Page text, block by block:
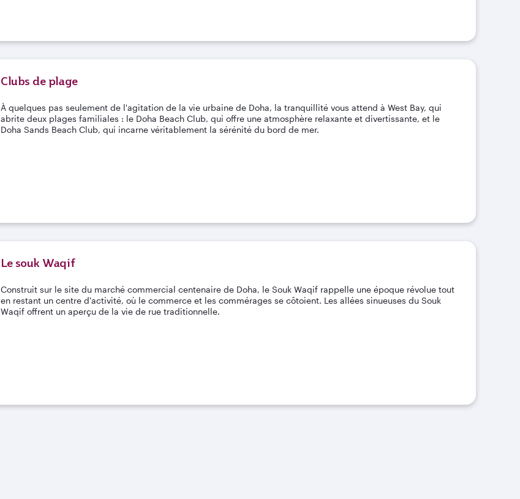
Clubs de plage
À quelques pas seulement de l'agitation de la vie urbaine de Doha, la tranquillité vous attend à West Bay, qui
abrite deux plages familiales : le Doha Beach Club, qui offre une atmosphère relaxante et divertissante, et le
Doha Sands Beach Club, qui incarne véritablement la sérénité du bord de mer.
Le souk Waqif
Construit sur le site du marché commercial centenaire de Doha, le Souk Waqif rappelle une époque révolue tout
en restant un centre d'activité, où le commerce et les commérages se côtoient. Les allées sinueuses du Souk
Waqif offrent un aperçu de la vie de rue traditionnelle.